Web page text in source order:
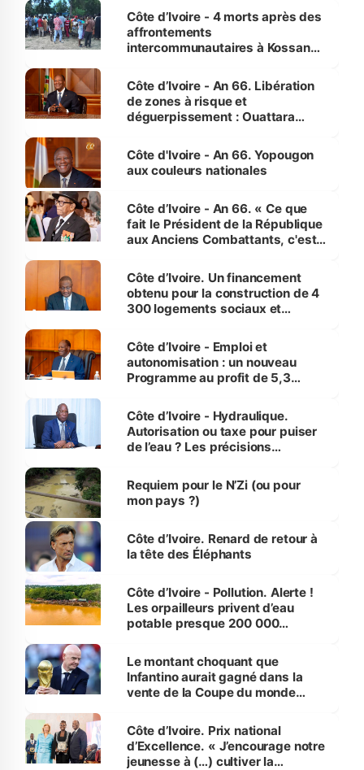
générations futures »
Côte d’Ivoire - 4 morts après des
affrontements
intercommunautaires à Kossandji
milieu des sinistrés
Côte d’Ivoire - An 66. Libération
de zones à risque et
déguerpissement : Ouattara
l'Etat de droit pour préserver les
vies humaines »
Côte d'Ivoire - An 66. Yopougon
aux couleurs nationales
Côte d’Ivoire - An 66. « Ce que
fait le Président de la République
aux Anciens Combattants, c'est
Côte d’Ivoire. Un financement
obtenu pour la construction de 4
300 logements sociaux et
et Yamoussoukro
Côte d’Ivoire - Emploi et
autonomisation : un nouveau
Programme au profit de 5,3
Côte d’Ivoire - Hydraulique.
Autorisation ou taxe pour puiser
de l’eau ? Les précisions
Requiem pour le N’Zi (ou pour
mon pays ?)
Côte d’Ivoire. Renard de retour à
la tête des Éléphants
Côte d’Ivoire - Pollution. Alerte !
Les orpailleurs privent d’eau
potable presque 200 000
Le montant choquant que
Infantino aurait gagné dans la
vente de la Coupe du monde
Côte d’Ivoire. Prix national
d’Excellence. « J’encourage notre
jeunesse à (…) cultiver la